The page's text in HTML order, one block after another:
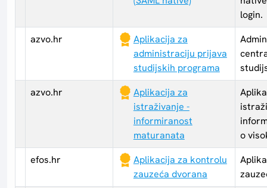
login.
azvo.hr
Aplikacija za
administraciju prijava
studijskih programa
azvo.hr
Aplikacija za
istraživanje -
informiranost
maturanata
o
efos.hr
Aplikacija za kontrolu
zauzeća dvorana